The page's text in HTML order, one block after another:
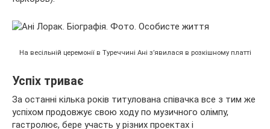
На весільній церемонії в Туреччині Ані з’явилася в розкішному платті
Успіх триває
За останні кілька років титулована співачка все з тим же
успіхом продовжує свою ходу по музичного олімпу,
гастролює, бере участь у різних проектах і